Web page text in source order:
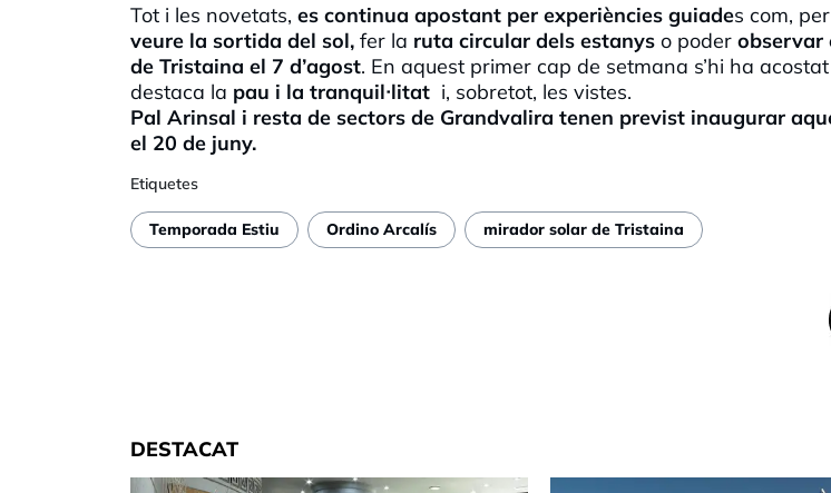
Tot i les novetats, es continua apostant per experiències guiades com,
veure la sortida del sol, fer la ruta circular dels estanys o poder observar
de Tristaina el 7 d’agost. En aquest primer cap de setmana s’hi ha
destaca la pau i la tranquil·litat i, sobretot, les vistes.
Pal Arinsal i resta de sectors de Grandvalira tenen previst inaugurar
el 20 de juny.
Etiquetes
Temporada Estiu Ordino Arcalís mirador solar de Tristaina
DESTACAT